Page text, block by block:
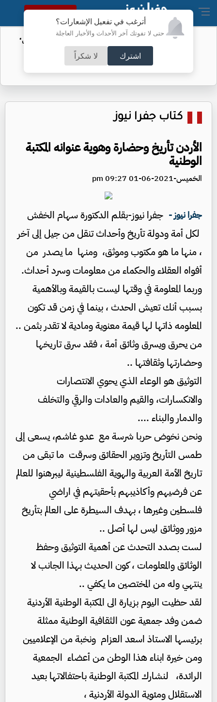
أترغب في تفعيل الإشعارات؟
حتى لا تفوتك آخر الأحداث والأخبار العاجلة
اشترك لا شكراً
النسخة الكاملة
الأمن السيبراني يحذر من رسائل "واتساب"
كتاب جفرا نيوز
الأردن تأريخ وحضارة وهوية عنوانه المكتبة
الوطنية
الخميس-2021-06-01 09:27 pm
جفرا نيوز - جفرا نيوز-بقلم الدكتورة سهام الخفش
لكل أمة ودولة تأريخ وأحداث تنقل من جيل إلى آخر
، منها ما هو مكتوب وموثق، ومنها ما يصدر من
أفواه العقلاء والحكماء من معلومات وسرد أحداث.
وربما المعلومة في وقتها ليست بالقيمة وبالأهمية
بسبب أنك تعيش الحدث ، بينما في زمن قد تكون
المعلومه ذاتها لها قيمة معنوية ومادية لا تقدر بثمن ..
من يحرق ويسرق وثائق أمة ، فقد سرق تاريخها
وحضارتها وثقافتها ..
التوثيق هو الوعاء الذي يحوي الانتصارات
والانكسارات، والقيم والعادات والرقي والتخلف
والدمار والبناء ....
ونحن نخوض حربا شرسة مع عدو غاشم، يسعى إلى
طمس التأريخ وتزوير الحقائق وسرقت ما تبقى من
تاريخ الأمة العربية والهوية الفلسطينية ليبرهنوا للعالم
عن فرضيهم وأكاذيبهم بأحقيتهم في اراضي
فلسطين وغيرها ، بهدف السيطرة على العالم بتأريخ
مزور ووثائق ليس لها أصل ..
لست بصدد التحدث عن أهمية التوثيق وحفظ
الوثائق والمعلومات ، كون الحديث بهذا الجانب لا
ينتهي وله من المختصين ما يكفي ..
لقد حظيت اليوم بزيارة الى المكتبة الوطنية الأردنية
ضمن وفد جمعية عون الثقافية الوطنية ممثلة
برئيسها الاستاذ اسعد العزام ونخبة من الإعلاميين
ومن خيرة ابناء هذا الوطن من أعضاء الجمعية
الرائدة، لنشارك المكتبة الوطنية باحتفالاتها بعيد
الاستقلال ومئوية الدولة الأردنية ،